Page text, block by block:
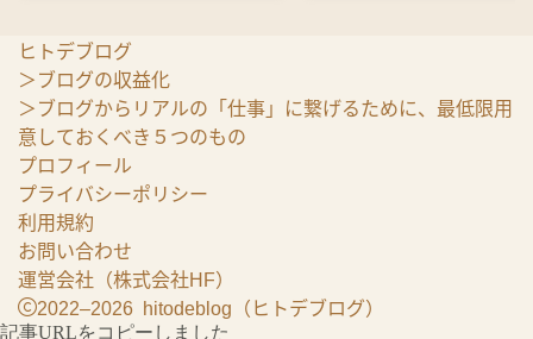
ヒトデブログ
＞ ブログの収益化
＞ ブログからリアルの「仕事」に繋げるために、最低限用
意しておくべき５つのもの
プロフィール
プライバシーポリシー
利用規約
お問い合わせ
運営会社（株式会社HF）
2022–2026 hitodeblog（ヒトデブログ）
記事URLをコピーしました